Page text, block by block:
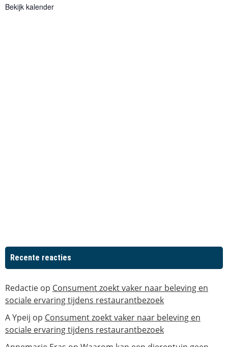
Bekijk kalender
Recente reacties
Redactie op Consument zoekt vaker naar beleving en
sociale ervaring tijdens restaurantbezoek
A Ypeij op Consument zoekt vaker naar beleving en
sociale ervaring tijdens restaurantbezoek